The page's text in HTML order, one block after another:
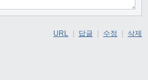
URL 답글 수정 삭제